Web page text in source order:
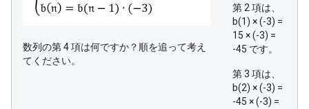
数列の第 4 項は何ですか？順を追って考え
てください。
第 2 項は、
b(1) × (-3) =
15 × (-3) =
-45 です。
第 3 項は、
b(2) × (-3) =
-45 × (-3) =